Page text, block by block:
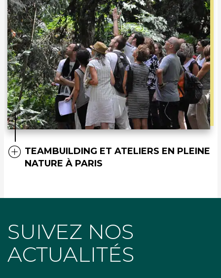
TEAMBUILDING ET ATELIERS EN PLEINE
NATURE À PARIS
SUIVEZ NOS
ACTUALITÉS